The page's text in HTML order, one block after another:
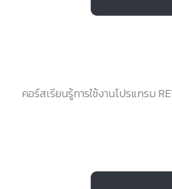
คอร์สเรียนรู้การใช้งานโปรแกรม